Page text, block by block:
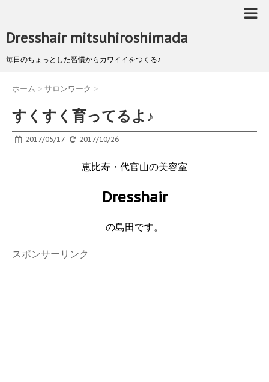
Dresshair mitsuhiroshimada
毎日のちょっとした習慣からカワイイをつくる♪
ホーム > サロンワーク >
すくすく育ってるよ♪
2017/05/17 2017/10/26
恵比寿・代官山の美容室
Dresshair
の島田です。
スポンサーリンク